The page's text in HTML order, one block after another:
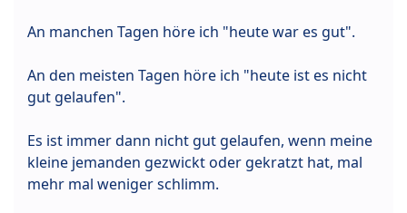
An manchen Tagen höre ich "heute war es gut".
An den meisten Tagen höre ich "heute ist es nicht
gut gelaufen".
Es ist immer dann nicht gut gelaufen, wenn meine
kleine jemanden gezwickt oder gekratzt hat, mal
mehr mal weniger schlimm.